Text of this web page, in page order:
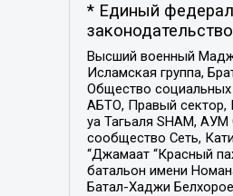
* Единый
Высший военный
Исламская группа,
Общество
АБТО, Правый сектор,
уа Тагьаля SHAM,
сообщество Сеть,
“Джамаат “Красный
батальон имени
Батал-Хаджи